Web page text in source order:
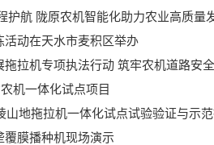
护航 陇原农机智能化助力农业高质量
动在天水市麦积区举办
拉机专项执法行动 筑牢农机道路安
机一体化试点项目
山地拖拉机一体化试点试验验证与示
覆膜播种机现场演示